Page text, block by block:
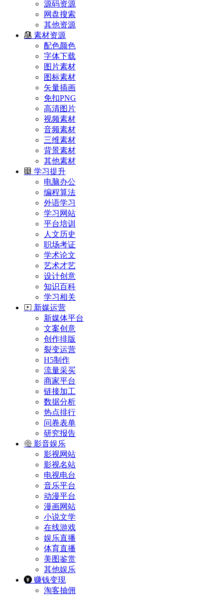
源码资源
网盘搜索
其他资源
素材资源
配色颜色
字体下载
图片素材
图标素材
矢量插画
免扣PNG
高清图片
视频素材
音频素材
三维素材
背景素材
其他素材
学习提升
电脑办公
编程算法
外语学习
学习网站
平台培训
人文历史
职场考证
学术论文
艺术才艺
设计创意
知识百科
学习相关
新媒运营
新媒体平台
文案创意
创作排版
裂变运营
H5制作
流量采买
商家平台
链接加工
数据分析
热点排行
问卷表单
研究报告
影音娱乐
影视网站
影视名站
电视电台
音乐平台
动漫平台
漫画网站
小说文学
在线游戏
娱乐直播
体育直播
美图鉴赏
其他娱乐
赚钱变现
淘客抽佣